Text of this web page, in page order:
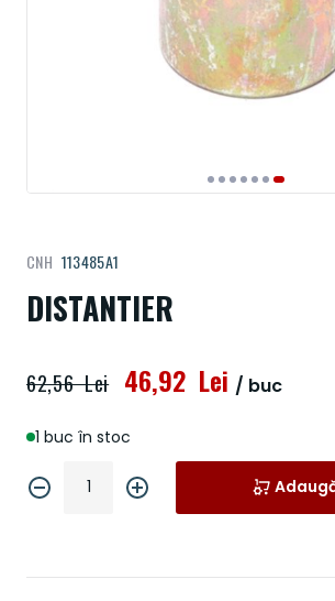
DISTANTIER
CNH 113485A1
1 buc în stoc
46,92 Lei
62,56 Lei / buc
la
începutul
galeriei
imagini